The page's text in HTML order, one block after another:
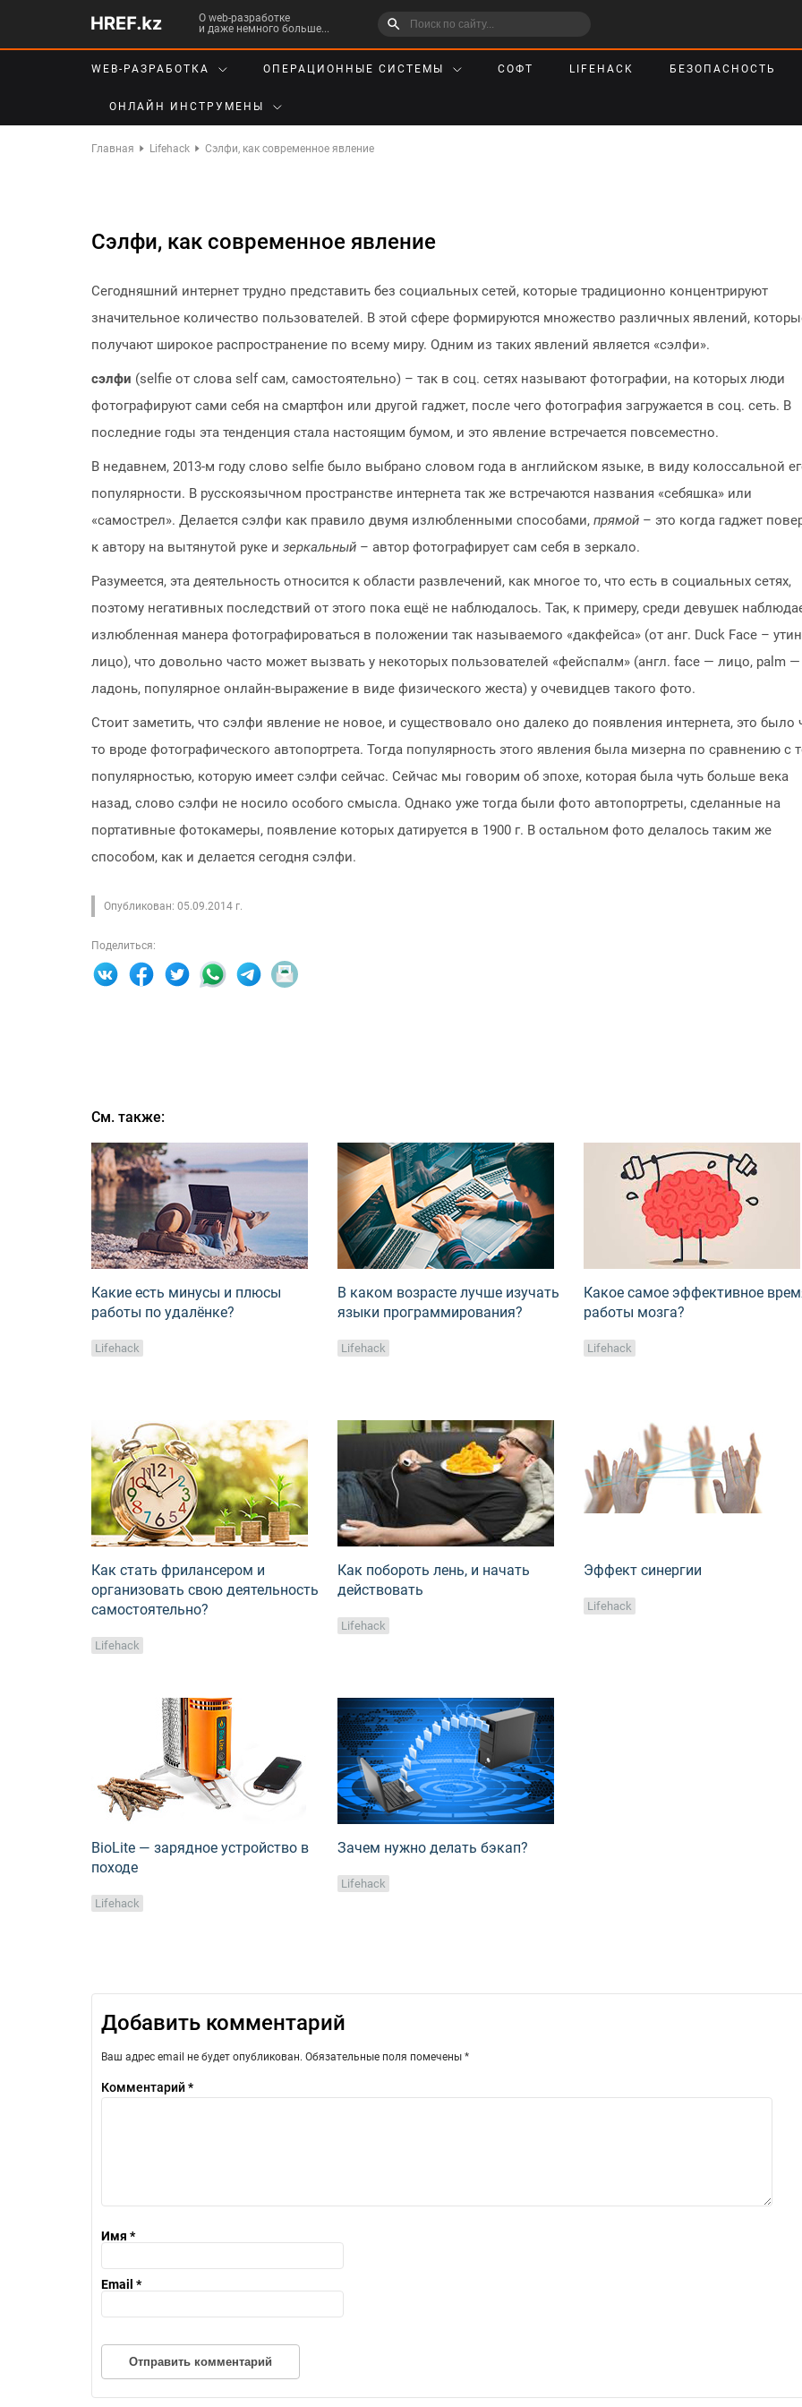
О web-разработке
и даже немного больше...
WEB-РАЗРАБОТКА ОПЕРАЦИОННЫЕ СИСТЕМЫ СОФТ LIFEHACK БЕЗОПАСНОСТЬ
ОНЛАЙН ИНСТРУМЕНЫ
Главная Lifehack Сэлфи, как современное явление
Сэлфи, как современное явление
Сегодняшний интернет трудно представить без социальных сетей, которые традиционно концентрируют
значительное количество пользователей. В этой сфере формируются множество различных явлений,
получают широкое распространение по всему миру. Одним из таких явлений является «сэлфи».
сэлфи (selfie от слова self сам, самостоятельно) – так в соц. сетях называют фотографии, на которых люди
фотографируют сами себя на смартфон или другой гаджет, после чего фотография загружается в соц. сеть. В
последние годы эта тенденция стала настоящим бумом, и это явление встречается повсеместно.
В недавнем, 2013-м году слово selfie было выбрано словом года в английском языке, в виду колоссальной
популярности. В русскоязычном пространстве интернета так же встречаются названия «себяшка» или
«самострел». Делается сэлфи как правило двумя излюбленными способами, прямой – это когда гаджет
к автору на вытянутой руке и зеркальный – автор фотографирует сам себя в зеркало.
Разумеется, эта деятельность относится к области развлечений, как многое то, что есть в социальных сетях,
поэтому негативных последствий от этого пока ещё не наблюдалось. Так, к примеру, среди девушек
излюбленная манера фотографироваться в положении так называемого «дакфейса» (от анг. Duck Face –
лицо), что довольно часто может вызвать у некоторых пользователей «фейспалм» (англ. face — лицо, palm —
ладонь, популярное онлайн-выражение в виде физического жеста) у очевидцев такого фото.
Стоит заметить, что сэлфи явление не новое, и существовало оно далеко до появления интернета, это было
то вроде фотографического автопортрета. Тогда популярность этого явления была мизерна по сравнению с
популярностью, которую имеет сэлфи сейчас. Сейчас мы говорим об эпохе, которая была чуть больше века
назад, слово сэлфи не носило особого смысла. Однако уже тогда были фото автопортреты, сделанные на
портативные фотокамеры, появление которых датируется в 1900 г. В остальном фото делалось таким же
способом, как и делается сегодня сэлфи.
Опубликован: 05.09.2014 г.
Поделиться:
См. также:
Какие есть минусы и плюсы
работы по удалёнке?
Lifehack
В каком возрасте лучше изучать
языки программирования?
Lifehack
Какое самое эффективное
работы мозга?
Lifehack
Как стать фрилансером и
организовать свою деятельность
самостоятельно?
Lifehack
Как побороть лень, и начать
действовать
Lifehack
Эффект синергии
Lifehack
BioLite — зарядное устройство в
походе
Lifehack
Зачем нужно делать бэкап?
Lifehack
Добавить комментарий
Ваш адрес email не будет опубликован. Обязательные поля помечены *
Комментарий*
Имя *
Email *